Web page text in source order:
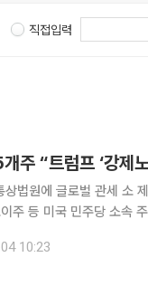
직접입력
주 “트럼프 ‘강제
법원에 글로벌 관세 소 제기"대
주 등 미국 민주당 소속
상법원에 도널드 트럼프
10:23